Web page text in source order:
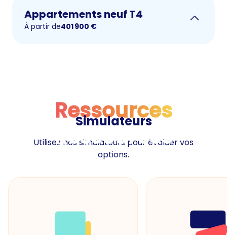
Appartements neuf T4
À partir de401 900 €
Ressources
Ressources
Simulateurs
Utilisez nos simulateurs pour évaluer vos
options.